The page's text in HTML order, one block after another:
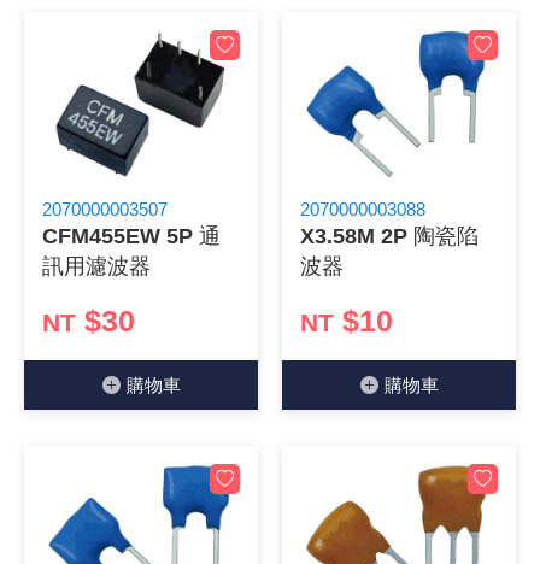
2070000003507
CFM455EW 5P 通
訊用濾波器
NT $30
購物⾞
2070000003088
X3.58M 2P 陶瓷陷
波器
NT $10
購物⾞